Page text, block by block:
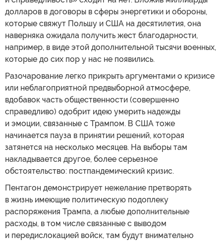
долларов в договоры в сферы энергетики и обороны,
которые свяжут Польшу и США на десятилетия, она
наверняка ожидала получить жест благодарности,
например, в виде этой дополнительной тысячи военных,
которые до сих пор у нас не появились.
Разочарование легко прикрыть аргументами о кризисе
или неблагоприятной предвыборной атмосфере,
вдобавок часть общественности (совершенно
справедливо) одобрит идею умерить надежды
и эмоции, связанные с Трампом. В США тоже
начинается пауза в принятии решений, которая
затянется на несколько месяцев. На выборы там
накладывается другое, более серьезное
обстоятельство: постпандемический кризис.
Пентагон демонстрирует нежелание претворять
в жизнь имеющие политическую подоплеку
распоряжения Трампа, а любые дополнительные
расходы, в том числе связанные с выводом
и передислокацией войск, там будут внимательно